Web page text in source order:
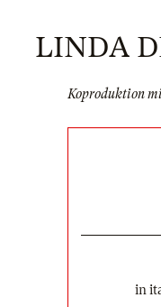
LINDA
Koproduktion
in